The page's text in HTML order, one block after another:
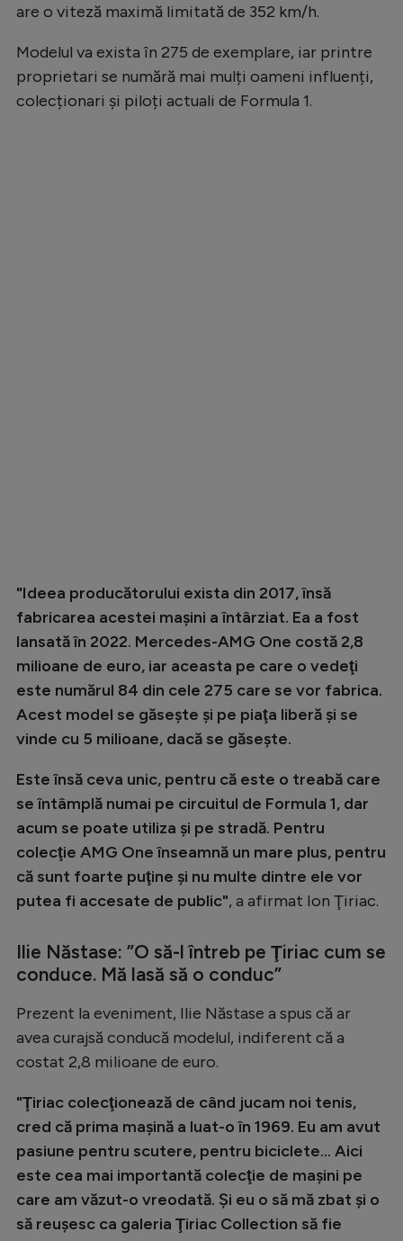
are o viteză maximă limitată de 352 km/h.
Modelul va exista în 275 de exemplare, iar printre
proprietari se numără mai mulți oameni influenți,
colecționari și piloți actuali de Formula 1.
"Ideea producătorului exista din 2017, însă
fabricarea acestei maşini a întârziat. Ea a fost
lansată în 2022. Mercedes-AMG One costă 2,8
milioane de euro, iar aceasta pe care o vedeţi
este numărul 84 din cele 275 care se vor fabrica.
Acest model se găseşte şi pe piaţa liberă şi se
vinde cu 5 milioane, dacă se găseşte.
Este însă ceva unic, pentru că este o treabă care
se întâmplă numai pe circuitul de Formula 1, dar
acum se poate utiliza şi pe stradă. Pentru
colecţie AMG One înseamnă un mare plus, pentru
că sunt foarte puţine şi nu multe dintre ele vor
putea fi accesate de public", a afirmat Ion Ţiriac.
Ilie Năstase: ”O să-l întreb pe Ţiriac cum se
conduce. Mă lasă să o conduc”
Prezent la eveniment, Ilie Năstase a spus că ar
avea curajsă conducă modelul, indiferent că a
costat 2,8 milioane de euro.
"Ţiriac colecţionează de când jucam noi tenis,
cred că prima maşină a luat-o în 1969. Eu am avut
pasiune pentru scutere, pentru biciclete... Aici
este cea mai importantă colecţie de maşini pe
care am văzut-o vreodată. Şi eu o să mă zbat şi o
să reuşesc ca galeria Ţiriac Collection să fie